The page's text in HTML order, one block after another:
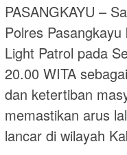
PASANGKAYU –
Polres
Light Patrol pada
20.00 WITA
dan ketertiban
memastikan arus
lancar di wilayah